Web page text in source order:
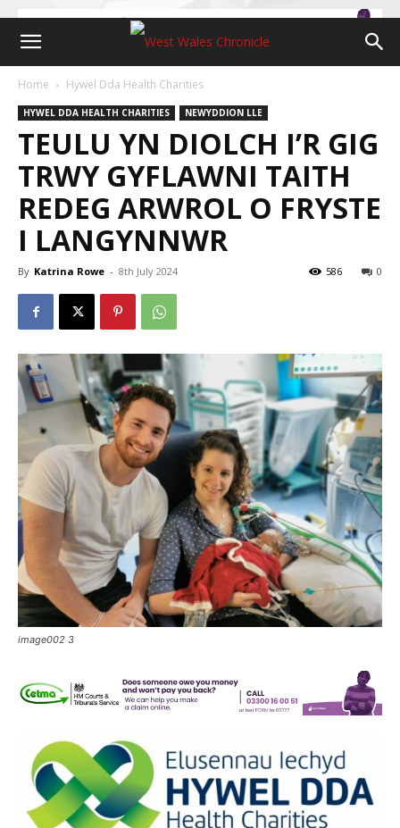
Home Hywel Dda Health Charities
HYWEL DDA HEALTH CHARITIES NEWYDDION LLE
TEULU YN DIOLCH I’R GIG
TRWY GYFLAWNI TAITH
REDEG ARWROL O FRYSTE
I LANGYNNWR
By Katrina Rowe - 8th July 2024 0
586
image002 3